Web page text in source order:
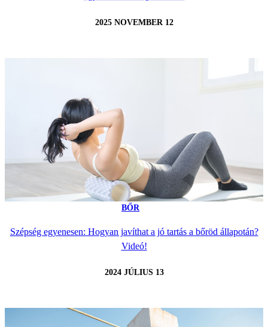
2025 NOVEMBER 12
BŐR
Szépség egyenesen: Hogyan javíthat a jó tartás a bőröd állapotán?
Videó!
2024 JÚLIUS 13